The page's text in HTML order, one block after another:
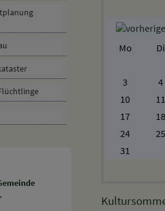
Mo
Di
3
4
10
11
17
18
24
25
31